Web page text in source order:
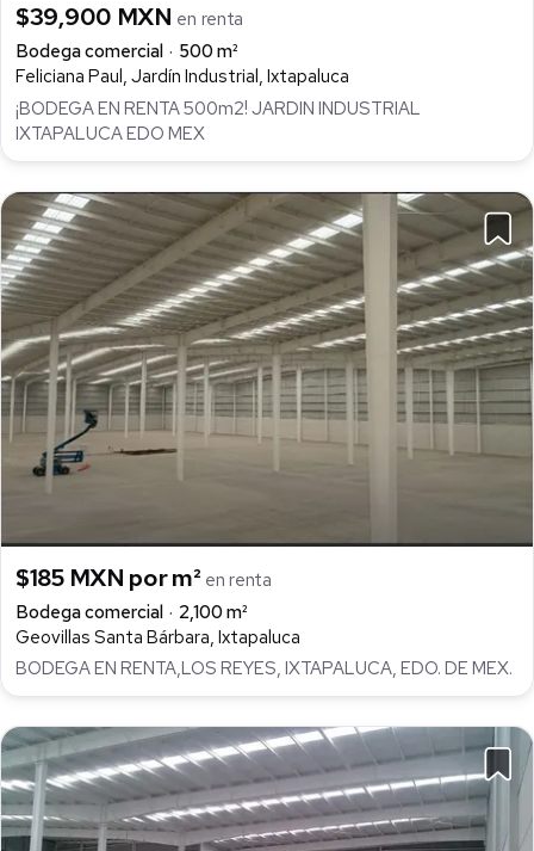
$39,900 MXN en renta
Bodega comercial
500 m²
Feliciana Paul, Jardín Industrial, Ixtapaluca
¡BODEGA EN RENTA 500m2! JARDIN INDUSTRIAL
IXTAPALUCA EDO MEX
$185 MXN por m² en renta
Bodega comercial
2,100 m²
Geovillas Santa Bárbara, Ixtapaluca
BODEGA EN RENTA,LOS REYES, IXTAPALUCA, EDO. DE MEX.